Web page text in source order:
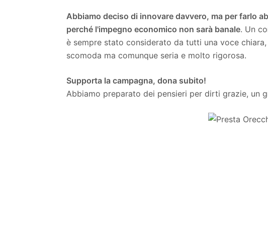
Abbiamo deciso di innovare davvero, ma per farlo
perché l'impegno economico non sarà banale. Un
è sempre stato considerato da tutti una voce
scomoda ma comunque seria e molto rigorosa.
Supporta la campagna, dona subito!
Abbiamo preparato dei pensieri per dirti grazie, un